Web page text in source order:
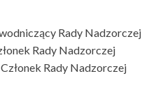
Rady Nadzorczej
Rady Nadzorczej
Rady Nadzorczej